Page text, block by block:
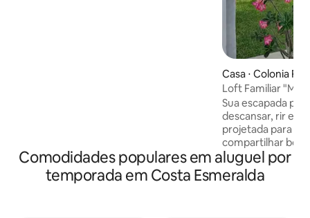
Casa ⋅ Colonia
rLoft Familiar
Sua escapada
descansar, rir e
projetada para
compartilhar
Wi-Fi, amplo
do mar ao fundo.
em segundos,
Comodidades populares em aluguel por
temporada em Costa Esmeralda